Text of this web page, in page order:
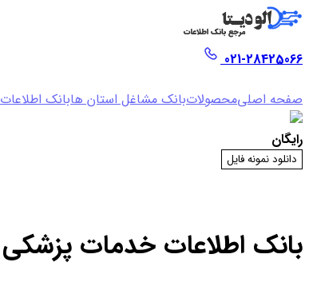
021-28425066
صفحه اصلیمحصولاتبانک مشاغل استان هابانک
رایگان
دانلود نمونه فایل
بانک اطلاعات خدمات پزشکی